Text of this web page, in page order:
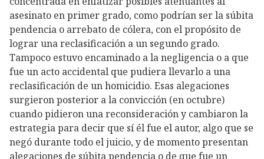
asesinato en primer grado, como podrían ser la súbita
pendencia o arrebato de cólera, con el propósito de
lograr una reclasificación a un segundo grado.
Tampoco estuvo encaminado a la negligencia o a que
fue un acto accidental que pudiera llevarlo a una
reclasificación de un homicidio. Esas alegaciones
surgieron posterior a la convicción (en octubre)
cuando pidieron una reconsideración y cambiaron la
estrategia para decir que sí él fue el autor, algo que se
negó durante todo el juicio, y de momento presentan
alegaciones de súbita pendencia o de que fue un